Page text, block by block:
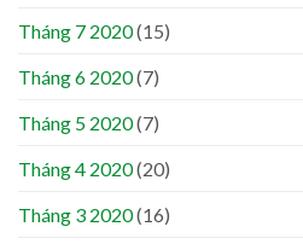
Tháng 7 2020(15)
Tháng 6 2020(7)
Tháng 5 2020(7)
Tháng 4 2020(20)
Tháng 3 2020(16)